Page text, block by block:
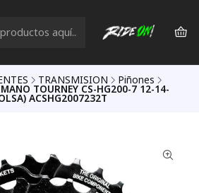
TRANSMISION Piñones
TOURNEY CS-HG200-7 12-14-
ACSHG2007232T